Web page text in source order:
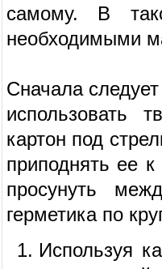
самому. В
необходимыми
Сначала
использовать
картон под
приподнять ее
просунуть
герметика по
Используя